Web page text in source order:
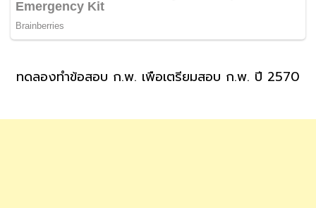
ทดลองทำข้อสอบ ก.พ. เพื่อเตรียมสอบ ก.พ. ปี 2570